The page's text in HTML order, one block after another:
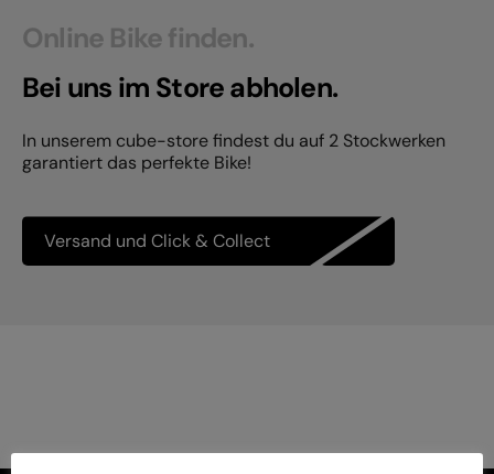
Online Bike finden.
Bei uns im Store abholen.
In unserem cube-store findest du auf 2 Stockwerken
garantiert das perfekte Bike!
Versand und Click & Collect